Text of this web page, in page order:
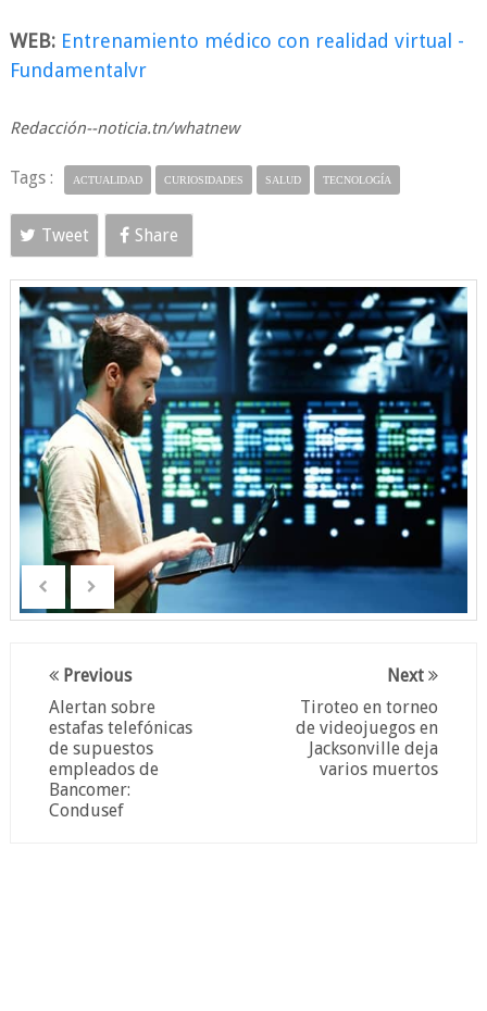
WEB: Entrenamiento médico con realidad virtual -
Fundamentalvr
Redacción--noticia.tn/whatnew
Tags : ACTUALIDAD CURIOSIDADES SALUD TECNOLOGÍA
Tweet Share
Next
Tiroteo en torneo
de videojuegos en
Jacksonville deja
varios muertos
Previous
Alertan sobre
estafas telefónicas
de supuestos
empleados de
Bancomer:
Condusef